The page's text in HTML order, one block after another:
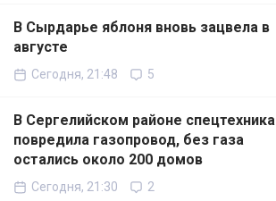
В Сырдарье яблоня вновь зацвела в
августе
Сегодня, 21:48 5
В Сергелийском районе спецтехника
повредила газопровод, без газа
остались около 200 домов
Сегодня, 21:30 2